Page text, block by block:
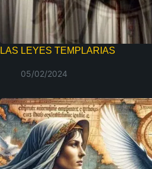
LAS LEYES TEMPLARIAS
05/02/2024